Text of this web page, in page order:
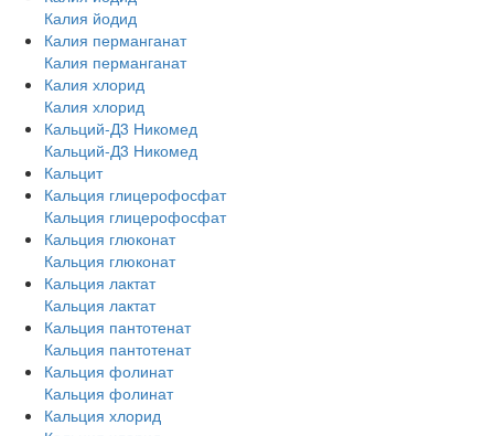
Калия йодид
Калия перманганат
Калия перманганат
Калия хлорид
Калия хлорид
Кальций-Д3 Никомед
Кальций-Д3 Никомед
Кальцит
Кальция глицерофосфат
Кальция глицерофосфат
Кальция глюконат
Кальция глюконат
Кальция лактат
Кальция лактат
Кальция пантотенат
Кальция пантотенат
Кальция фолинат
Кальция фолинат
Кальция хлорид